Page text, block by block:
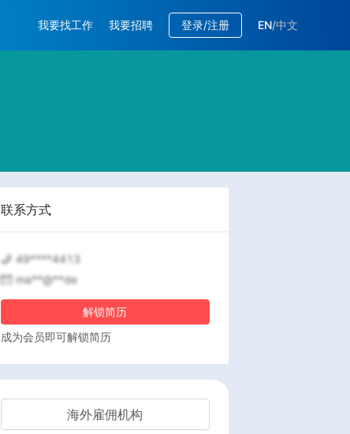
我要找工作 我要招聘 登录/注册 EN/中文
联系方式
49****4413
ma**@**de
解锁简历
成为会员即可解锁简历
海外雇佣机构